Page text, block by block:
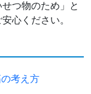
つ物のため」と
心ください。
考え方